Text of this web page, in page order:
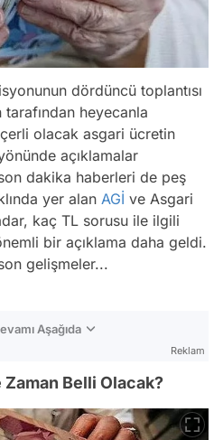
dördüncü toplantısı
tarafından heyecanla
olacak asgari ücretin
açıklamalar
dakika haberleri de peş
yer alan AGİ ve Asgari
kaç TL sorusu ile ilgili
bir açıklama daha geldi.
gelişmeler...
Aşağıda
Reklam
Belli Olacak?